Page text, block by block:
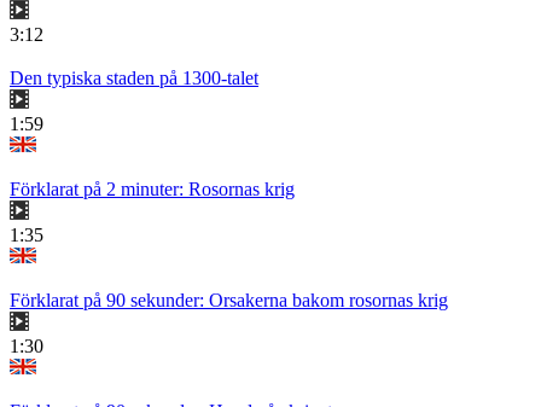
3:12
Den typiska staden på 1300-talet
1:59
Förklarat på 2 minuter: Rosornas krig
1:35
Förklarat på 90 sekunder: Orsakerna bakom rosornas krig
1:30